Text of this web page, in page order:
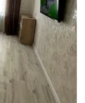
Новус, ТЦ
Сирецький Гай і
комплексу
— 2027 рік. Навколо
ID: 89614